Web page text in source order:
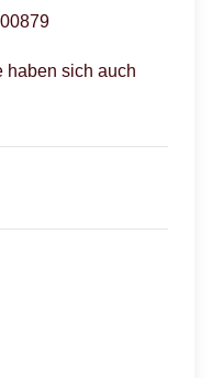
haben sich auch